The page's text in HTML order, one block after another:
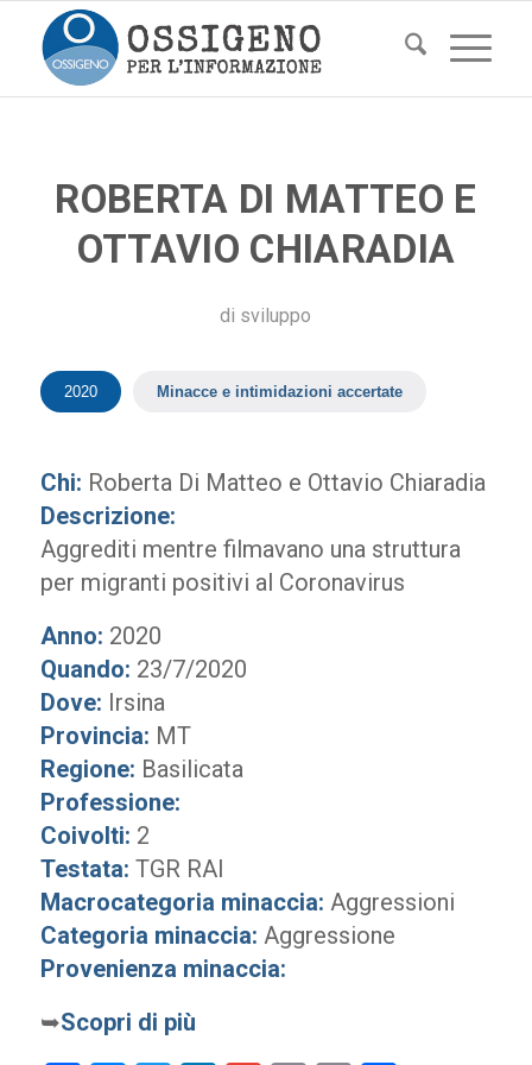
ROBERTA DI MATTEO E
OTTAVIO CHIARADIA
di sviluppo
2020 Minacce e intimidazioni accertate
Chi: Roberta Di Matteo e Ottavio Chiaradia
Descrizione:
Aggrediti mentre filmavano una struttura
per migranti positivi al Coronavirus
Anno: 2020
Quando: 23/7/2020
Dove: Irsina
Provincia: MT
Regione: Basilicata
Professione:
Coivolti: 2
Testata: TGR RAI
Macrocategoria minaccia: Aggressioni
Categoria minaccia: Aggressione
Provenienza minaccia:
➥Scopri di più